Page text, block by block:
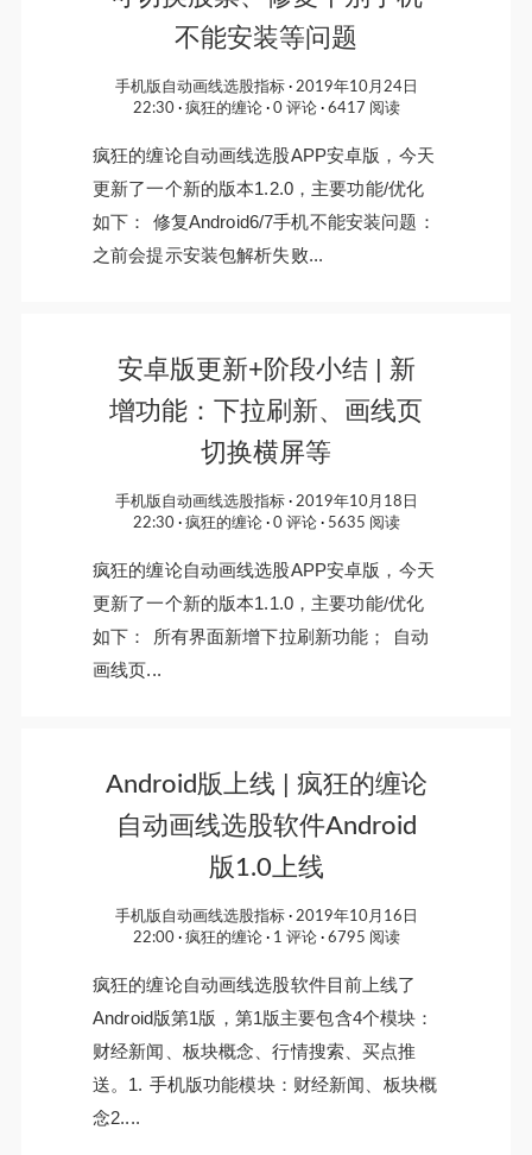
不能安装等问题
手机版自动画线选股指标
2019年10月24日
22:30
疯狂的缠论 0 评论 6417 阅读
疯狂的缠论自动画线选股APP安卓版，今天
更新了一个新的版本1.2.0，主要功能/优化
如下： 修复Android6/7手机不能安装问题：
之前会提示安装包解析失败...
安卓版更新+阶段小结 | 新
增功能：下拉刷新、画线页
切换横屏等
手机版自动画线选股指标
2019年10月18日
22:30
疯狂的缠论 0 评论 5635 阅读
疯狂的缠论自动画线选股APP安卓版，今天
更新了一个新的版本1.1.0，主要功能/优化
如下： 所有界面新增下拉刷新功能； 自动
画线页...
Android版上线 | 疯狂的缠论
自动画线选股软件Android
版1.0上线
手机版自动画线选股指标
2019年10月16日
22:00
疯狂的缠论 1 评论 6795 阅读
疯狂的缠论自动画线选股软件目前上线了
Android版第1版，第1版主要包含4个模块：
财经新闻、板块概念、行情搜索、买点推
送。1. 手机版功能模块：财经新闻、板块概
念2....